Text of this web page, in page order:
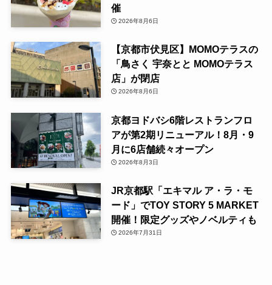
催
2026年8月6日
【京都市伏見区】MOMOテラスの
「鳥さく 宇奈とと MOMOテラス
店」が閉店
2026年8月6日
京都ヨドバシ6階レストランフロ
アが第2期リニューアル！8月・9
月に6店舗続々オープン
2026年8月3日
JR京都駅「エキマル ア・ラ・モ
ード」でTOY STORY 5 MARKET
開催！限定グッズやノベルティも
2026年7月31日